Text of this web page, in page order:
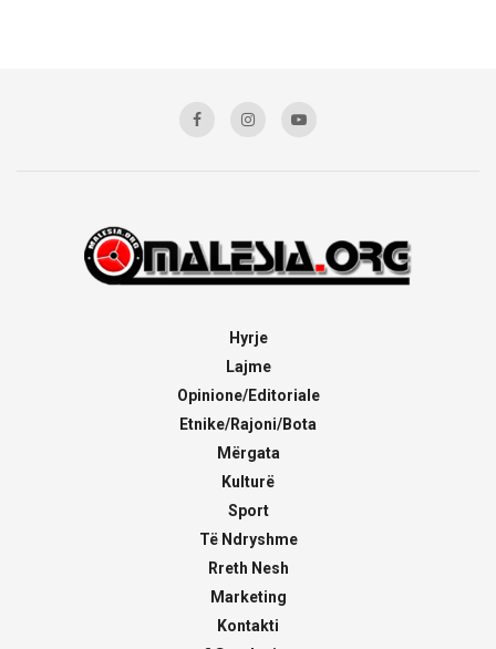
Hyrje
Lajme
Opinione/Editoriale
Etnike/Rajoni/Bota
Mërgata
Kulturë
Sport
Të Ndryshme
Rreth Nesh
Marketing
Kontakti